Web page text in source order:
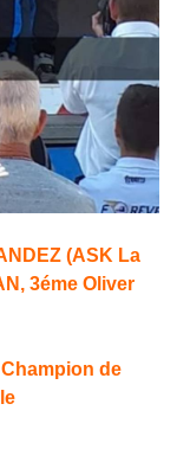
(ASK La
3éme Oliver
de